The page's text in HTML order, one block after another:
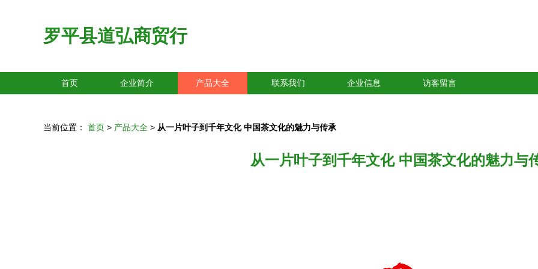
罗平县道弘商贸行
首页 企业简介 产品大全 联系我们 企业信息 访客留言
当前位置： 首页 > 产品大全 > 从一片叶子到千年文化 中国茶文化的魅力与传承
从一片叶子到千年文化 中国茶文化的魅力与